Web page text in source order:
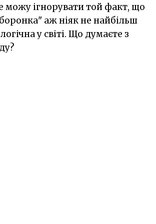
можу ігнорувати той факт, що
аж ніяк не найбільш
у світі. Що думаєте з